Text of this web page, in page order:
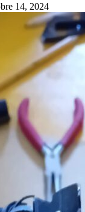
14, 2024